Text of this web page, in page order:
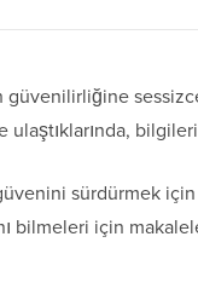
sürdürmek
bilmeleri için